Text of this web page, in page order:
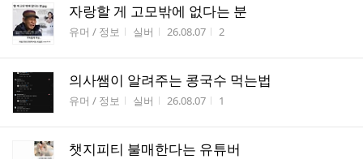
자랑할 게 고모밖에 없다는 분
게시판명
유머 / 정보 작성자
실버 작성시간
26.08.07 조회수
2
의사쌤이 알려주는 콩국수 먹는법
게시판명
유머 / 정보 작성자
실버 작성시간
26.08.07 조회수
1
챗지피티 불매한다는 유튜버